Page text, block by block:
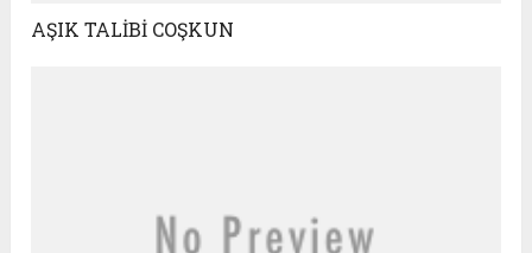
AŞIK TALİBİ COŞKUN